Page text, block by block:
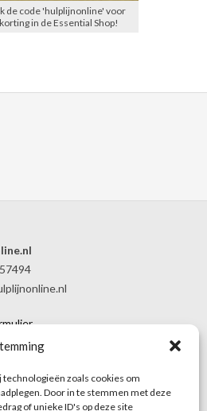
zoals cookies om
Door in te stemmen met deze
of unieke ID's op deze site
de code 'hulplijnonline' voor
in de Essential Shop!